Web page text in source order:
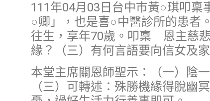
111年04月03日台中市黃○琪叩
○卿」，也是喜○中醫診所的患者
往生，享年70歲。叩稟 恩主慈
緣？（三）有何言語要向信女及
本堂主席關恩師聖示：（一）陰
（三）可轉述：殊勝機緣得脫幽